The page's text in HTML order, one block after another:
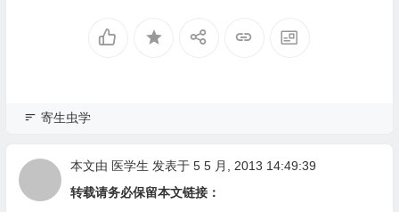
寄生虫学
本文由 医学生 发表于 5 5 月, 2013 14:49:39
转载请务必保留本文链接：